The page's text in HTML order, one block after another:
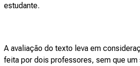
estudante.
A avaliação do texto leva em
feita por dois professores, sem que um